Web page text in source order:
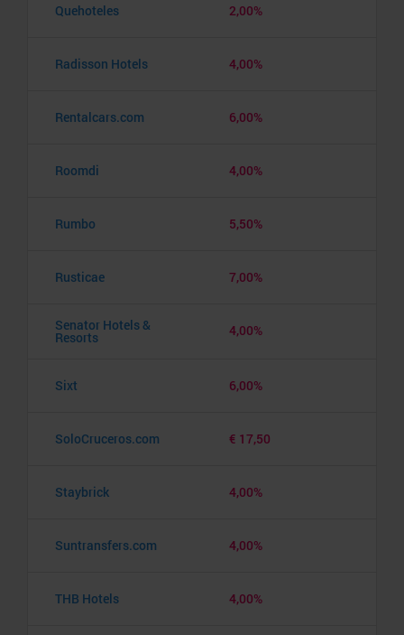
Quehoteles 2,00%
Radisson Hotels 4,00%
Rentalcars.com 6,00%
Roomdi 4,00%
Rumbo 5,50%
Rusticae 7,00%
Senator Hotels &
Resorts 4,00%
Sixt 6,00%
SoloCruceros.com € 17,50
Staybrick 4,00%
Suntransfers.com 4,00%
THB Hotels 4,00%